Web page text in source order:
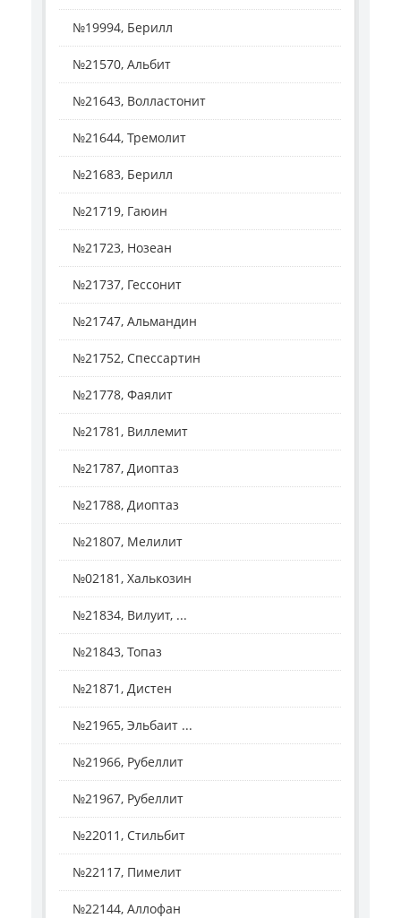
№19994, Берилл
№21570, Альбит
№21643, Волластонит
№21644, Тремолит
№21683, Берилл
№21719, Гаюин
№21723, Нозеан
№21737, Гессонит
№21747, Альмандин
№21752, Спессартин
№21778, Фаялит
№21781, Виллемит
№21787, Диоптаз
№21788, Диоптаз
№21807, Мелилит
№02181, Халькозин
№21834, Вилуит, ...
№21843, Топаз
№21871, Дистен
№21965, Эльбаит ...
№21966, Рубеллит
№21967, Рубеллит
№22011, Стильбит
№22117, Пимелит
№22144, Аллофан